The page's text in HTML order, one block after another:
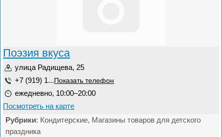
Поэзия вкуса
улица Радищева, 25
+7 (919) 1... Показать телефон
ежедневно, 10:00–20:00
Посмотреть на карте
Рубрики: Кондитерские, Магазины товаров для детского
праздника